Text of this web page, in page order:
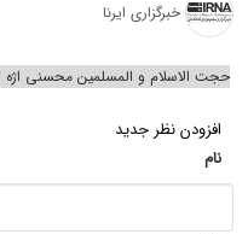
خبرگزاری ایرنا
حجت الاسلام و المسلمین محسنی اژه
افزودن نظر جدید
نام